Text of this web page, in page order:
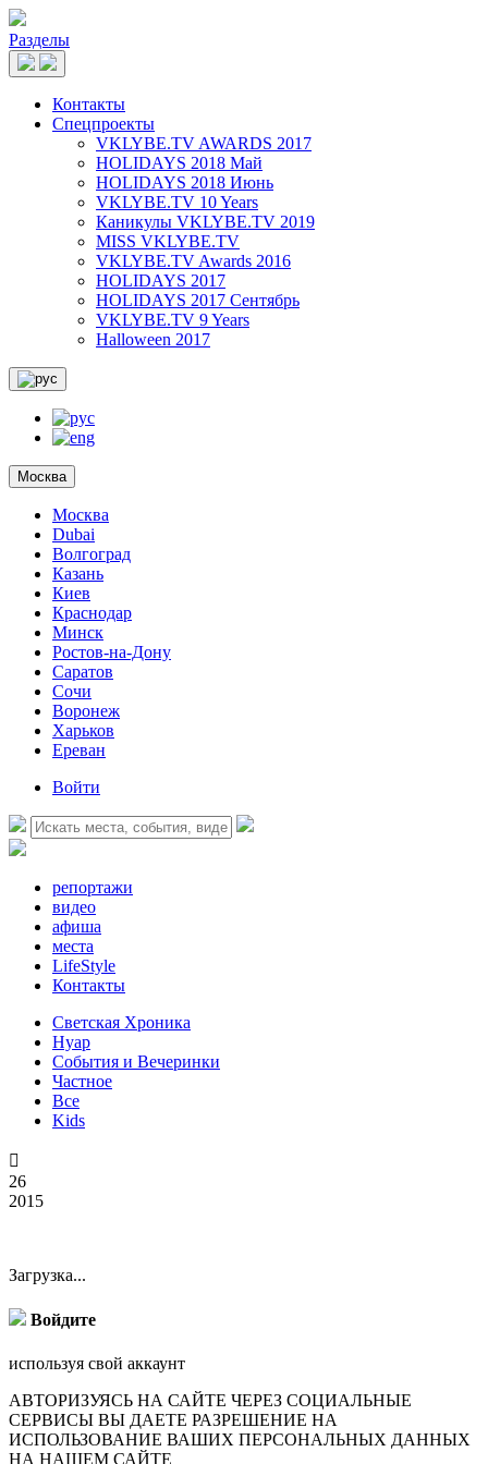
Разделы
Контакты
Спецпроекты
VKLYBE.TV AWARDS 2017
HOLIDAYS 2018 Май
HOLIDAYS 2018 Июнь
VKLYBE.TV 10 Years
Каникулы VKLYBE.TV 2019
MISS VKLYBE.TV
VKLYBE.TV Awards 2016
HOLIDAYS 2017
HOLIDAYS 2017 Сентябрь
VKLYBE.TV 9 Years
Halloween 2017
Москва
Москва
Dubai
Волгоград
Казань
Киев
Краснодар
Минск
Ростов-на-Дону
Саратов
Сочи
Воронеж
Харьков
Ереван
Войти
репортажи
видео
афиша
места
LifeStyle
Контакты
Светская Хроника
Нуар
События и Вечеринки
Частное
Все
Kids

26
2015
Загрузка...
Войдите
используя свой аккаунт
АВТОРИЗУЯСЬ НА САЙТЕ ЧЕРЕЗ СОЦИАЛЬНЫЕ
СЕРВИСЫ ВЫ ДАЕТЕ РАЗРЕШЕНИЕ НА
ИСПОЛЬЗОВАНИЕ ВАШИХ ПЕРСОНАЛЬНЫХ ДАННЫХ
НА НАШЕМ САЙТЕ